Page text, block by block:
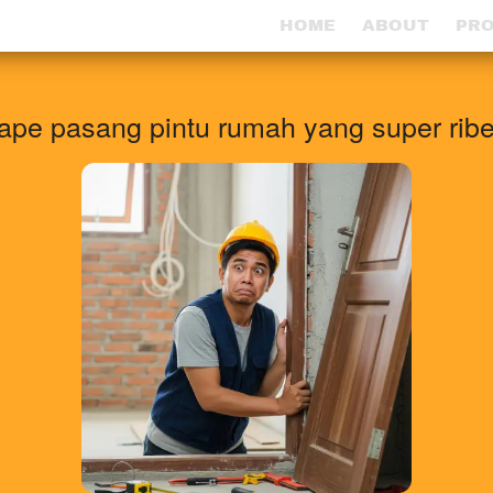
HOME ABOUT
HOME ABOUT
pasang pintu rumah yang super